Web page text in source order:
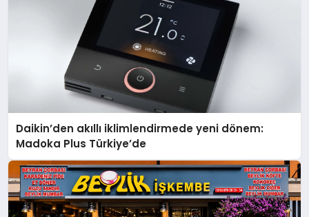
Daikin’den akıllı iklimlendirmede yeni dönem:
Madoka Plus Türkiye’de